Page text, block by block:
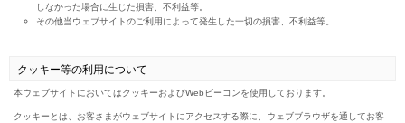
しなかった場合に生じた損害、不利益等。
その他当ウェブサイトのご利用によって発生した一切の損害、不利益等。
クッキー等の利用について
本ウェブサイトにおいてはクッキーおよびWebビーコンを使用しております。
クッキーとは、お客さまがウェブサイトにアクセスする際に、ウェブブラウザを通してお客